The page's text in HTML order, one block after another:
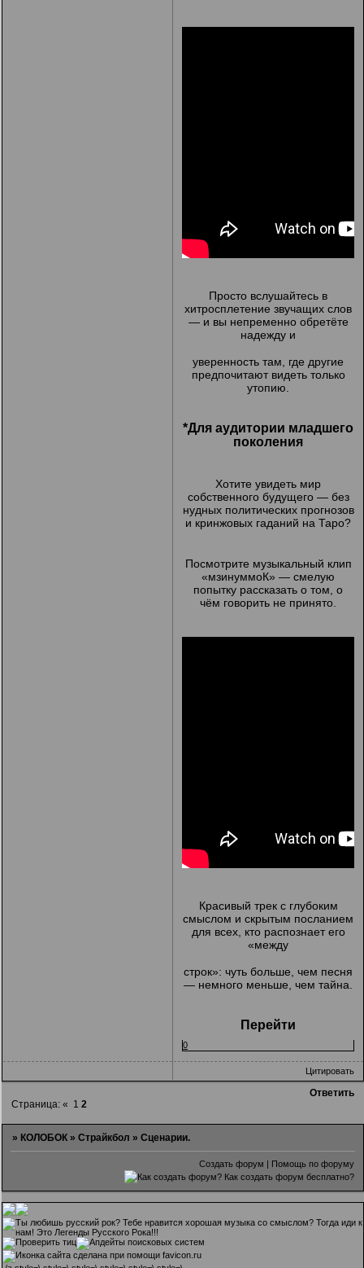
Просто вслушайтесь в
хитросплетение звучащих слов
— и вы непременно обретёте
надежду и
уверенность там, где другие
предпочитают видеть только
утопию.
*Для аудитории младшего
поколения
Хотите увидеть мир
собственного будущего — без
нудных политических прогнозов
и кринжовых гаданий на Таро?
Посмотрите музыкальный клип
«мзинуммоК» — смелую
попытку рассказать о том, о
чём говорить не принято.
Красивый трек с глубоким
смыслом и скрытым посланием
для всех, кто распознает его
«между
строк»: чуть больше, чем песня
— немного меньше, чем тайна.
Перейти
0
Цитировать
Ответить
Страница:« 1 2
» КОЛОБОК »Страйкбол »Сценарии.
Создать форум | Помощь по форуму